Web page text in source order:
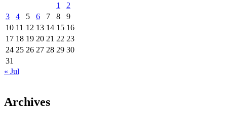
1
2
3
4 5 6 7 8
9
10 11 12 13 14 15 16
17 18 19 20 21 22 23
24 25 26 27 28 29 30
31
« Jul
Archives